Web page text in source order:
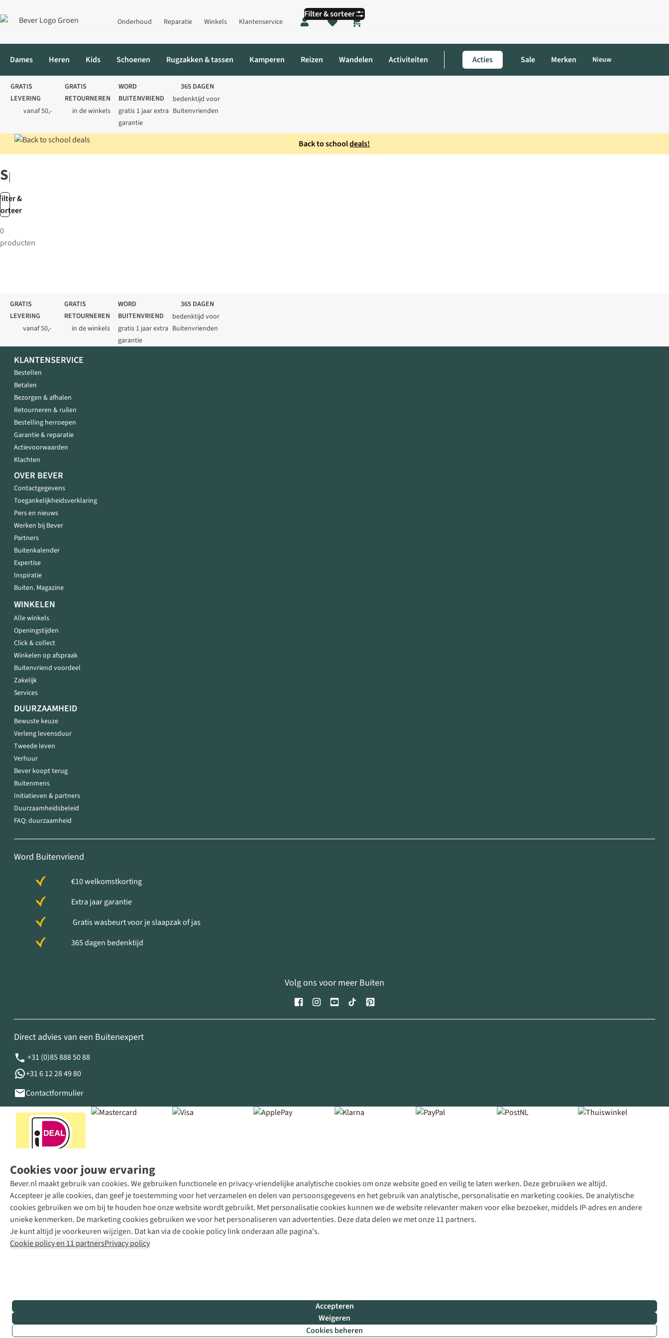
Onderhoud Reparatie Winkels Klantenservice
Shopping cart
Dames Heren Kids Schoenen Rugzakken & tassen Kamperen Reizen Wandelen Activiteiten Acties Sale Merken Nieuw
GRATIS
LEVERING
vanaf 50,-
GRATIS
RETOURNEREN
in de winkels
WORD
BUITENVRIEND
gratis 1 jaar extra
garantie
365 DAGEN
bedenktijd voor
Buitenvrienden
Back to schooldeals!
&
Filter & sorteer
Spinmad
0
producten
Cookies voor jouw ervaring
Bever.nl maakt gebruik van cookies. We gebruiken functionele en privacy-vriendelijke analytische cookies om onze website goed en veilig te laten werken. Deze gebruiken we altijd.
Accepteer je alle cookies, dan geef je toestemming voor het verzamelen en delen van persoonsgegevens en het gebruik van analytische, personalisatie en marketing cookies. De analytische
cookies gebruiken we om bij te houden hoe onze website wordt gebruikt. Met personalisatie cookies kunnen we de website relevanter maken voor elke bezoeker, middels IP-adres en andere
unieke kenmerken. De marketing cookies gebruiken we voor het personaliseren van advertenties. Deze data delen we met onze 11 partners.
Je kunt altijd je voorkeuren wijzigen. Dat kan via de cookie policy link onderaan alle pagina's.
Cookie policy en 11 partnersPrivacy policy
Accepteren
Weigeren
Cookies beheren
GRATIS
LEVERING
vanaf 50,-
GRATIS
RETOURNEREN
in de winkels
WORD
BUITENVRIEND
gratis 1 jaar extra
garantie
365 DAGEN
bedenktijd voor
Buitenvrienden
KLANTENSERVICE
Bestellen
Betalen
Bezorgen & afhalen
Retourneren & ruilen
Bestelling herroepen
Garantie & reparatie
Actievoorwaarden
Klachten
OVER BEVER
Contactgegevens
Toegankelijkheidsverklaring
Pers en nieuws
Werken bij Bever
Partners
Buitenkalender
Expertise
Inspiratie
Buiten. Magazine
WINKELEN
Alle winkels
Openingstijden
Click & collect
Winkelen op afspraak
Buitenvriend voordeel
Zakelijk
Services
DUURZAAMHEID
Bewuste keuze
Verleng levensduur
Tweede leven
Verhuur
Bever koopt terug
Buitenmens
Initiatieven & partners
Duurzaamheidsbeleid
FAQ: duurzaamheid
Word Buitenvriend
€10 welkomstkorting
Extra jaar garantie
Gratis wasbeurt voor je slaapzak of jas
365 dagen bedenktijd
Volg ons voor meer Buiten
Direct advies van een Buitenexpert
+31 (0)85 888 50 88
+31 6 12 28 49 80
Contactformulier
Bever
B.V.